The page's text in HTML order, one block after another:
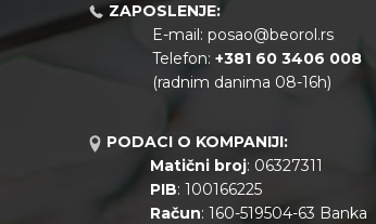
ZAPOSLENJE:
E-mail: posao@beorol.rs
Telefon: +381 60 3406 008
(radnim danima 08-16h)
PODACI O KOMPANIJI:
Matični broj: 06327311
PIB: 100166225
Račun: 160-519504-63 Banka